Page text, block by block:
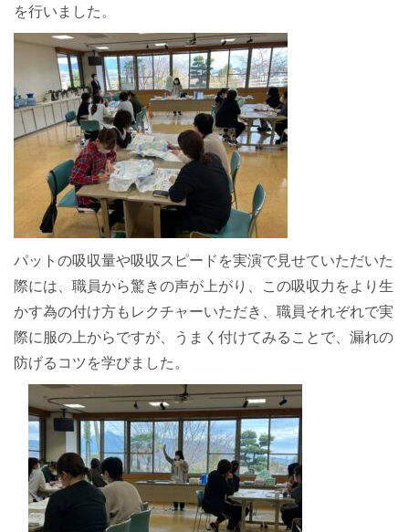
を行いました。
パットの吸収量や吸収スピードを実演で見せていただいた
際には、職員から驚きの声が上がり、この吸収力をより生
かす為の付け方もレクチャーいただき、職員それぞれで実
際に服の上からですが、うまく付けてみることで、漏れの
防げるコツを学びました。